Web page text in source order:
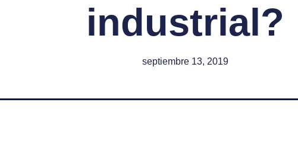
industrial?
septiembre 13, 2019